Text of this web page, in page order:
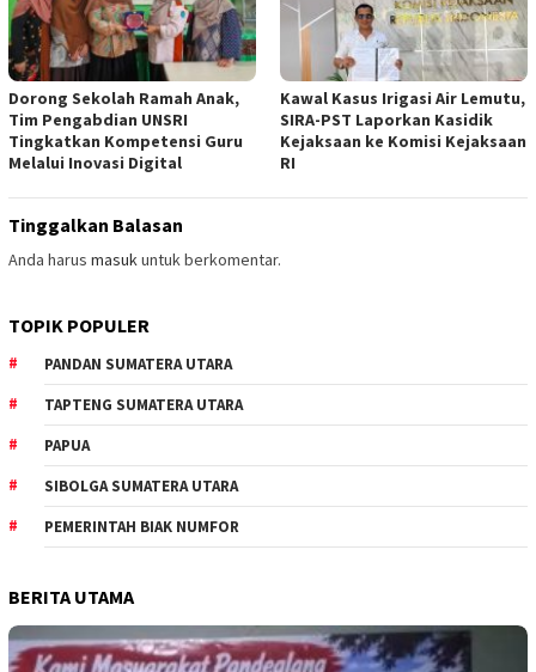
Dorong Sekolah Ramah Anak,
Tim Pengabdian UNSRI
Tingkatkan Kompetensi Guru
Melalui Inovasi Digital
Kawal Kasus Irigasi Air Lemutu,
SIRA-PST Laporkan Kasidik
Kejaksaan ke Komisi Kejaksaan
RI
Tinggalkan Balasan
Anda harus masukuntuk berkomentar.
TOPIK POPULER
PANDAN SUMATERA UTARA
TAPTENG SUMATERA UTARA
PAPUA
SIBOLGA SUMATERA UTARA
PEMERINTAH BIAK NUMFOR
BERITA UTAMA